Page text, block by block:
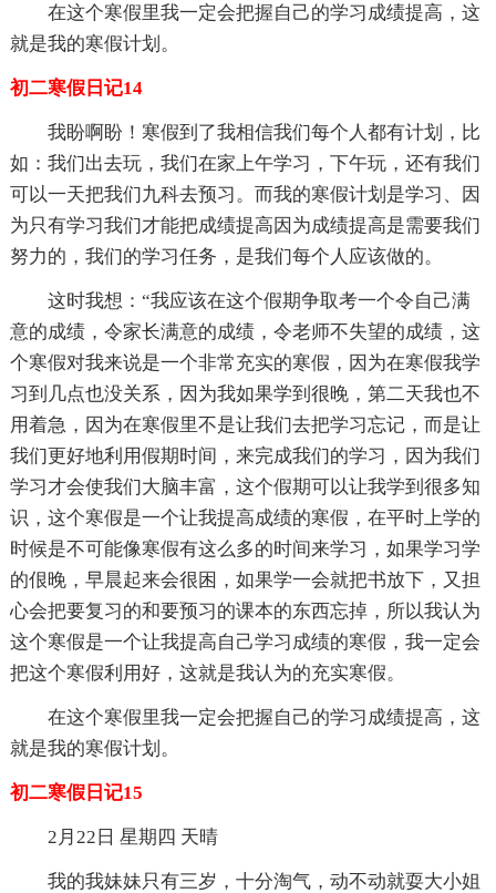
在这个寒假里我一定会把握自己的学习成绩提高，这
就是我的寒假计划。
初二寒假日记14
我盼啊盼！寒假到了我相信我们每个人都有计划，比
如：我们出去玩，我们在家上午学习，下午玩，还有我们
可以一天把我们九科去预习。而我的寒假计划是学习、因
为只有学习我们才能把成绩提高因为成绩提高是需要我们
努力的，我们的学习任务，是我们每个人应该做的。
这时我想：“我应该在这个假期争取考一个令自己满
意的成绩，令家长满意的成绩，令老师不失望的成绩，这
个寒假对我来说是一个非常充实的寒假，因为在寒假我学
习到几点也没关系，因为我如果学到很晚，第二天我也不
用着急，因为在寒假里不是让我们去把学习忘记，而是让
我们更好地利用假期时间，来完成我们的学习，因为我们
学习才会使我们大脑丰富，这个假期可以让我学到很多知
识，这个寒假是一个让我提高成绩的寒假，在平时上学的
时候是不可能像寒假有这么多的时间来学习，如果学习学
的佷晚，早晨起来会很困，如果学一会就把书放下，又担
心会把要复习的和要预习的课本的东西忘掉，所以我认为
这个寒假是一个让我提高自己学习成绩的寒假，我一定会
把这个寒假利用好，这就是我认为的充实寒假。
在这个寒假里我一定会把握自己的学习成绩提高，这
就是我的寒假计划。
初二寒假日记15
2月22日 星期四 天晴
我的我妹妹只有三岁，十分淘气，动不动就耍大小姐